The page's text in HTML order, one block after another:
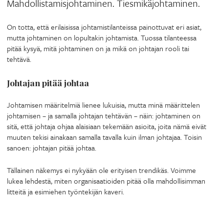
Mahdollistamisjohtaminen. Tiesmikäjohtaminen.
On totta, että erilaisissa johtamistilanteissa painottuvat eri asiat,
mutta johtaminen on lopultakin johtamista. Tuossa tilanteessa
pitää kysyä, mitä johtaminen on ja mikä on johtajan rooli tai
tehtävä.
Johtajan pitää johtaa
Johtamisen määritelmiä lienee lukuisia, mutta minä määrittelen
johtamisen – ja samalla johtajan tehtävän – näin: johtaminen on
sitä, että johtaja ohjaa alaisiaan tekemään asioita, joita nämä eivät
muuten tekisi ainakaan samalla tavalla kuin ilman johtajaa. Toisin
sanoen: johtajan pitää johtaa.
Tällainen näkemys ei nykyään ole erityisen trendikäs. Voimme
lukea lehdestä, miten organisaatioiden pitää olla mahdollisimman
litteitä ja esimiehen työntekijän kaveri.